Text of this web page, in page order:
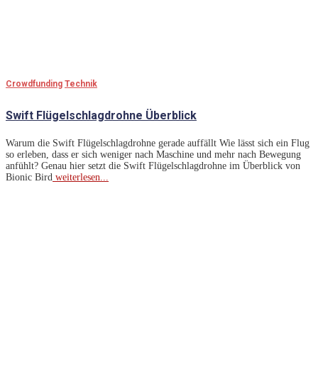
Crowdfunding Technik
Swift Flügelschlagdrohne Überblick
Warum die Swift Flügelschlagdrohne gerade auffällt Wie lässt sich ein Flug
so erleben, dass er sich weniger nach Maschine und mehr nach Bewegung
anfühlt? Genau hier setzt die Swift Flügelschlagdrohne im Überblick von
Bionic Bird weiterlesen...